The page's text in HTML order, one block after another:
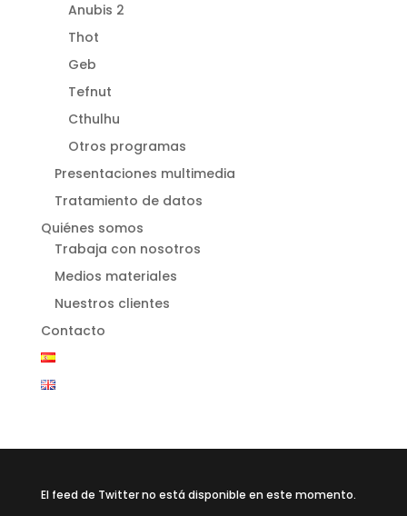
Anubis 2
Thot
Geb
Tefnut
Cthulhu
Otros programas
Presentaciones multimedia
Tratamiento de datos
Quiénes somos
Trabaja con nosotros
Medios materiales
Nuestros clientes
Contacto
El feed de Twitter no está disponible en este momento.